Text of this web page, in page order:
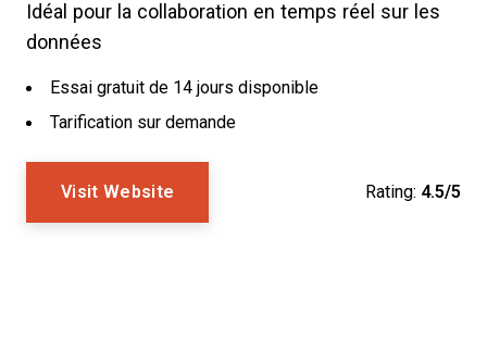
Idéal pour la collaboration en temps réel sur les
données
Essai gratuit de 14 jours disponible
Tarification sur demande
Visit Website Rating: 4.5/5